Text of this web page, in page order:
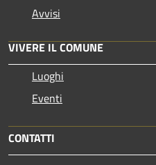
Avvisi
VIVERE IL COMUNE
Luoghi
Eventi
CONTATTI